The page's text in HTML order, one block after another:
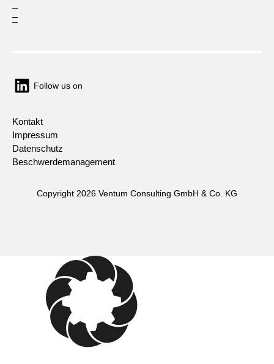
–
Follow us on
Kontakt
Impressum
Datenschutz
Beschwerdemanagement
Copyright 2026 Ventum Consulting GmbH & Co. KG